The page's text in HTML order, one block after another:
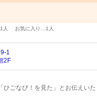
1人 お気に入り… 1人
1
2F
ごなび！を見た」とお伝えいた